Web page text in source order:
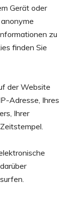
Gerät oder
zu
finden Sie
der Website
Adresse, Ihres
Ihrer